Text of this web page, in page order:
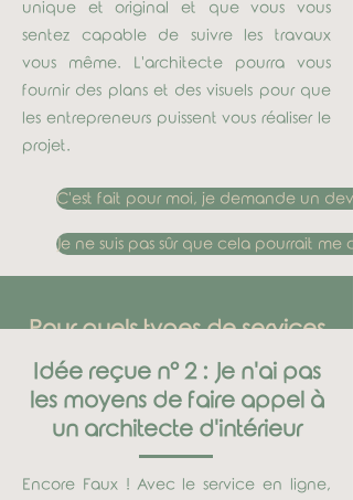
unique et original et que vous vous
sentez capable de suivre les travaux
vous même. L'architecte pourra vous
fournir des plans et des visuels pour que
les entrepreneurs puissent vous réaliser le
projet.
C'est fait pour moi, je demande un devis
Je ne suis pas sûr que cela pourrait me
Pour quels types de services
puis-je faire appel à un
architecte d'intérieur pas
cher?
Chaque projet d'aménagement est
Idée reçue n° 2 : Je n'ai pas
les moyens de faire appel à
un architecte d'intérieur
Encore Faux ! Avec le service en ligne,